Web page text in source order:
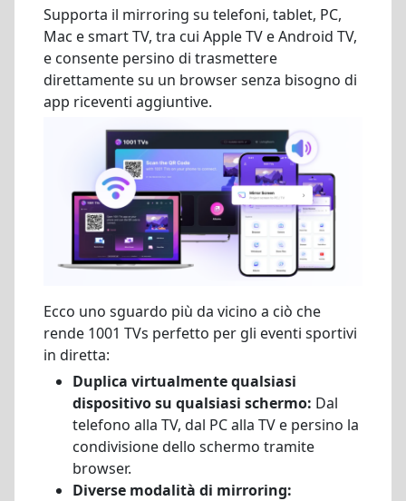
Supporta il mirroring su telefoni, tablet, PC,
Mac e smart TV, tra cui Apple TV e Android TV,
e consente persino di trasmettere
direttamente su un browser senza bisogno di
app riceventi aggiuntive.
Ecco uno sguardo più da vicino a ciò che
rende 1001 TVs perfetto per gli eventi sportivi
in diretta:
Duplica virtualmente qualsiasi
dispositivo su qualsiasi schermo: Dal
telefono alla TV, dal PC alla TV e persino la
condivisione dello schermo tramite
browser.
Diverse modalità di mirroring: